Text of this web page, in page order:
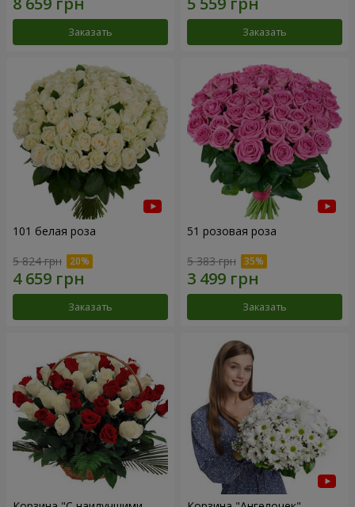
Заказать Заказать
101 белая роза
5 824 грн
Заказать
51 розовая роза
5 383 грн
Заказать